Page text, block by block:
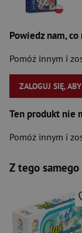
Powiedz nam,
Pomóż innym i
ZALOGUJ SIĘ,
Ten produkt nie
Pomóż innym i
Z tego